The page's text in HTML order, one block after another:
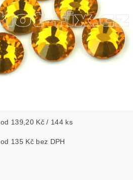
od 139,20 Kč / 144 ks
od 135 Kč bez DPH